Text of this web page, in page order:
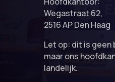
Wegastraat 62,
2516 AP Den Haag
Let op: dit is geen
maar ons
landelijk.